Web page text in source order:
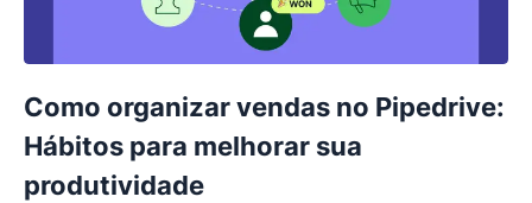
Como organizar vendas no Pipedrive:
Hábitos para melhorar sua
produtividade